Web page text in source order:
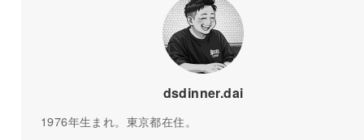
dsdinner.dai
1976年生まれ。東京都在住。